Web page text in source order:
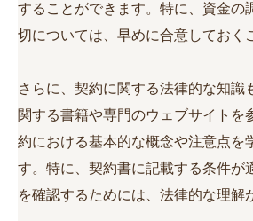
することができます。特に、資金の
切については、早めに合意しておく
さらに、契約に関する法律的な知識
関する書籍や専門のウェブサイトを
約における基本的な概念や注意点を
す。特に、契約書に記載する条件が
を確認するためには、法律的な理解